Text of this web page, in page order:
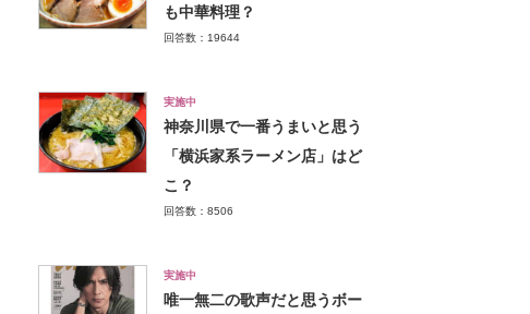
も中華料理？
回答数：19644
実施中
神奈川県で一番うまいと思う
「横浜家系ラーメン店」はど
こ？
回答数：8506
実施中
唯一無二の歌声だと思うボー